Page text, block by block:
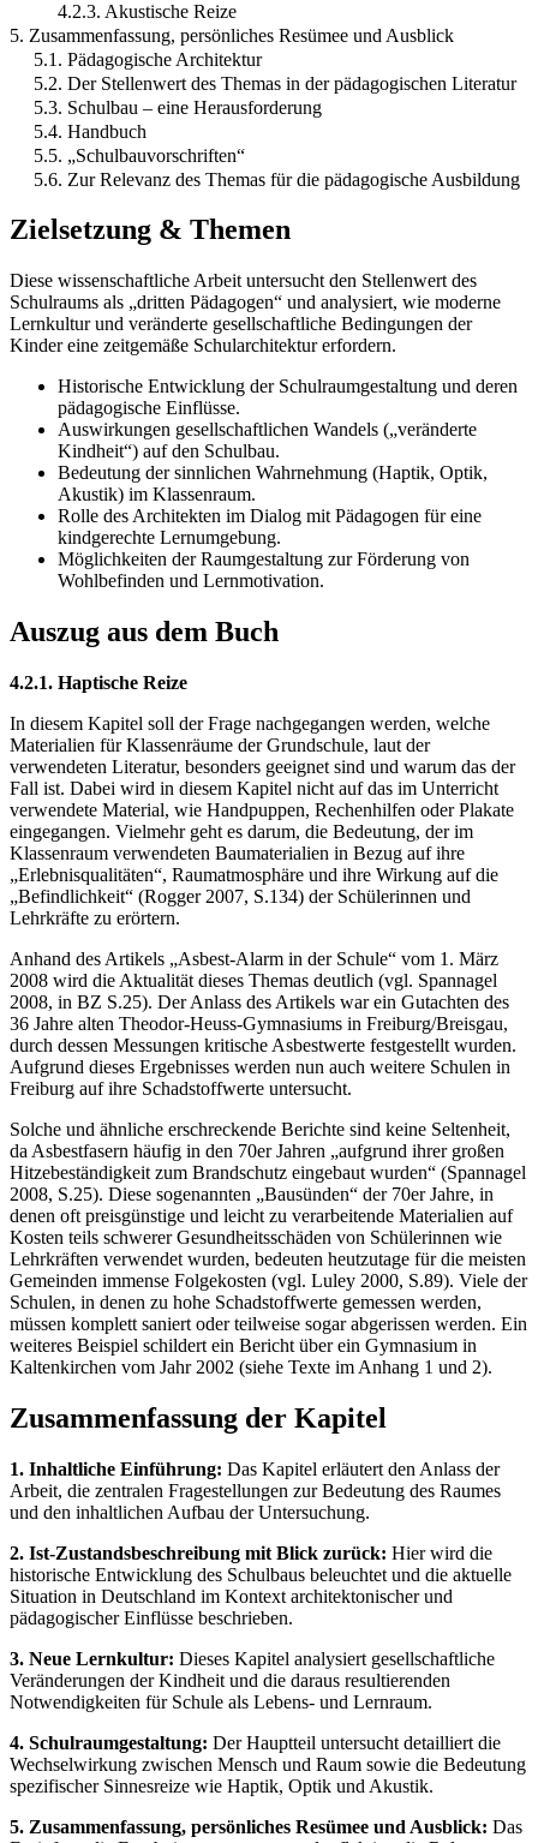
4.2.3. Akustische Reize
5. Zusammenfassung, persönliches Resümee und Ausblick
5.1. Pädagogische Architektur
5.2. Der Stellenwert des Themas in der pädagogischen Literatur
5.3. Schulbau – eine Herausforderung
5.4. Handbuch
5.5. „Schulbauvorschriften“
5.6. Zur Relevanz des Themas für die pädagogische Ausbildung
Zielsetzung & Themen
Diese wissenschaftliche Arbeit untersucht den Stellenwert des
Schulraums als „dritten Pädagogen“ und analysiert, wie moderne
Lernkultur und veränderte gesellschaftliche Bedingungen der
Kinder eine zeitgemäße Schularchitektur erfordern.
Historische Entwicklung der Schulraumgestaltung und deren
pädagogische Einflüsse.
Auswirkungen gesellschaftlichen Wandels („veränderte
Kindheit“) auf den Schulbau.
Bedeutung der sinnlichen Wahrnehmung (Haptik, Optik,
Akustik) im Klassenraum.
Rolle des Architekten im Dialog mit Pädagogen für eine
kindgerechte Lernumgebung.
Möglichkeiten der Raumgestaltung zur Förderung von
Wohlbefinden und Lernmotivation.
Auszug aus dem Buch
4.2.1. Haptische Reize
In diesem Kapitel soll der Frage nachgegangen werden, welche
Materialien für Klassenräume der Grundschule, laut der
verwendeten Literatur, besonders geeignet sind und warum das der
Fall ist. Dabei wird in diesem Kapitel nicht auf das im Unterricht
verwendete Material, wie Handpuppen, Rechenhilfen oder Plakate
eingegangen. Vielmehr geht es darum, die Bedeutung, der im
Klassenraum verwendeten Baumaterialien in Bezug auf ihre
„Erlebnisqualitäten“, Raumatmosphäre und ihre Wirkung auf die
„Befindlichkeit“ (Rogger 2007, S.134) der Schülerinnen und
Lehrkräfte zu erörtern.
Anhand des Artikels „Asbest-Alarm in der Schule“ vom 1. März
2008 wird die Aktualität dieses Themas deutlich (vgl. Spannagel
2008, in BZ S.25). Der Anlass des Artikels war ein Gutachten des
36 Jahre alten Theodor-Heuss-Gymnasiums in Freiburg/Breisgau,
durch dessen Messungen kritische Asbestwerte festgestellt wurden.
Aufgrund dieses Ergebnisses werden nun auch weitere Schulen in
Freiburg auf ihre Schadstoffwerte untersucht.
Solche und ähnliche erschreckende Berichte sind keine Seltenheit,
da Asbestfasern häufig in den 70er Jahren „aufgrund ihrer großen
Hitzebeständigkeit zum Brandschutz eingebaut wurden“ (Spannagel
2008, S.25). Diese sogenannten „Bausünden“ der 70er Jahre, in
denen oft preisgünstige und leicht zu verarbeitende Materialien auf
Kosten teils schwerer Gesundheitsschäden von Schülerinnen wie
Lehrkräften verwendet wurden, bedeuten heutzutage für die meisten
Gemeinden immense Folgekosten (vgl. Luley 2000, S.89). Viele der
Schulen, in denen zu hohe Schadstoffwerte gemessen werden,
müssen komplett saniert oder teilweise sogar abgerissen werden. Ein
weiteres Beispiel schildert ein Bericht über ein Gymnasium in
Kaltenkirchen vom Jahr 2002 (siehe Texte im Anhang 1 und 2).
Zusammenfassung der Kapitel
1. Inhaltliche Einführung: Das Kapitel erläutert den Anlass der
Arbeit, die zentralen Fragestellungen zur Bedeutung des Raumes
und den inhaltlichen Aufbau der Untersuchung.
2. Ist-Zustandsbeschreibung mit Blick zurück: Hier wird die
historische Entwicklung des Schulbaus beleuchtet und die aktuelle
Situation in Deutschland im Kontext architektonischer und
pädagogischer Einflüsse beschrieben.
3. Neue Lernkultur: Dieses Kapitel analysiert gesellschaftliche
Veränderungen der Kindheit und die daraus resultierenden
Notwendigkeiten für Schule als Lebens- und Lernraum.
4. Schulraumgestaltung: Der Hauptteil untersucht detailliert die
Wechselwirkung zwischen Mensch und Raum sowie die Bedeutung
spezifischer Sinnesreize wie Haptik, Optik und Akustik.
5. Zusammenfassung, persönliches Resümee und Ausblick: Das